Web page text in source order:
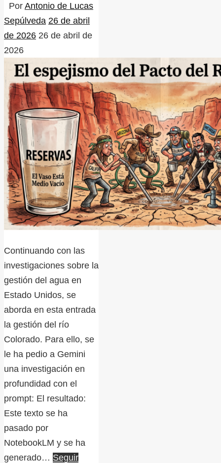
Por Antonio de Lucas
Sepúlveda 26 de abril
de 2026 26 de abril de
2026
Continuando con las
investigaciones sobre la
gestión del agua en
Estado Unidos, se
aborda en esta entrada
la gestión del río
Colorado. Para ello, se
le ha pedio a Gemini
una investigación en
profundidad con el
prompt: El resultado:
Este texto se ha
pasado por
NotebookLM y se ha
generado… Seguir